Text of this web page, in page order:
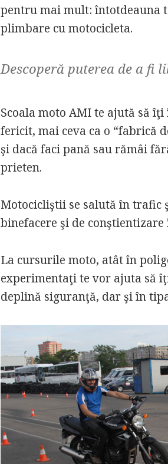
pentru mai mult: întotdeauna
plimbare cu motocicleta.
Descoperă puterea de a fi
Scoala moto AMI te ajută să
fericit, mai ceva ca o “fabrică
şi dacă faci pană sau rămâi
prieten.
Motocicliştii se salută în trafic
binefacere şi de
La cursurile moto, atât în
experimentaţi te vor ajuta să
deplină siguranţă, dar şi în